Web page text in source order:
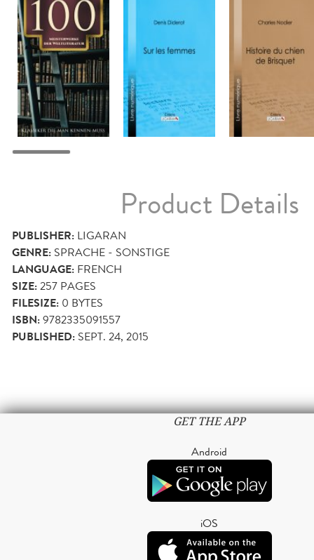
Product Details
PUBLISHER: LIGARAN
GENRE: SPRACHE - SONSTIGE
LANGUAGE: FRENCH
SIZE:257 PAGES
FILESIZE: 0 BYTES
ISBN:9782335091557
PUBLISHED: SEPT. 24, 2015
GET THE APP
Android
iOS